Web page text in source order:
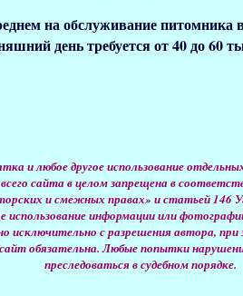
на обслуживание питомника
день требуется от 40 до 60
и любое другое использование
сайта в целом запрещена в
и смежных правах» и статьей 146
использование информации или
исключительно с разрешения автора,
обязательна. Любые попытки
преследоваться в судебном порядке.